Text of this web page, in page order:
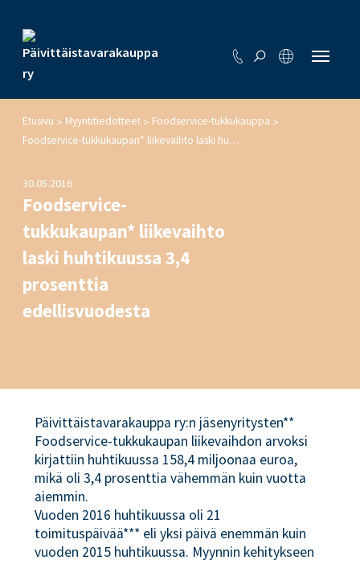
Etusivu > Myyntitiedotteet > Foodservice-tukkukauppa >
Foodservice-tukkukaupan* liikevaihto laski huhtikuussa 3,4 prosenttia edellisvuodesta
30.05.2016
Foodservice-
tukkukaupan* liikevaihto
laski huhtikuussa 3,4
prosenttia
edellisvuodesta
Päivittäistavarakauppa ry:n jäsenyritysten**
Foodservice-tukkukaupan liikevaihdon arvoksi
kirjattiin huhtikuussa 158,4 miljoonaa euroa,
mikä oli 3,4 prosenttia vähemmän kuin vuotta
aiemmin.
Vuoden 2016 huhtikuussa oli 21
toimituspäivää*** eli yksi päivä enemmän kuin
vuoden 2015 huhtikuussa. Myynnin kehitykseen